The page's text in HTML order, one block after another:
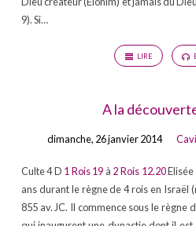
9). Si…
LIRE
A la
dimanche, 26 janvier 2014
Culte 4 D 1 Rois 19 à 2 Rois 12.20Elisée
ans durant le règne de 4 rois en Israël
855 av. JC. Il commence sous le règne